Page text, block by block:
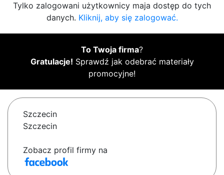
Tylko zalogowani użytkownicy maja dostęp do tych
danych. Kliknij, aby się zalogować.
To Twoja firma?
Gratulacje! Sprawdź jak odebrać materiały
promocyjne!
Szczecin
Szczecin
Zobacz profil firmy na